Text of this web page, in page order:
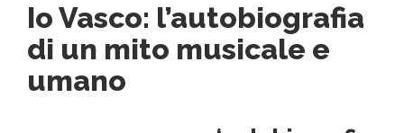
Io Vasco: l’autobiografia
di un mito musicale e
umano